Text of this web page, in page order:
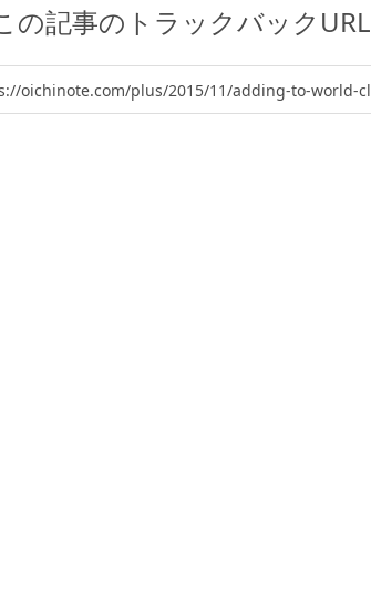
の記事のトラックバックURL